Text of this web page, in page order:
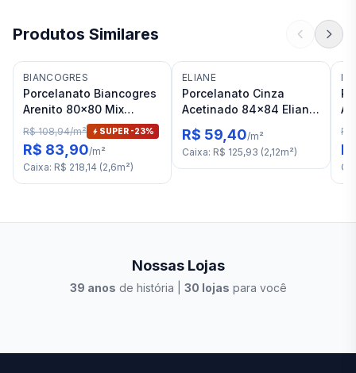
Produtos Similares
BIANCOGRES
Porcelanato Biancogres
Arenito 80x80 Mix
Grafite RET "A"
R$ 108,94/m² SUPER -23%
R$ 83,90/m²
Caixa: R$ 218,14 (2,6m²)
ELIANE
Porcelanato Cinza
Acetinado 84x84 Eliane
Metropol Portland RET
"C"
R$ 59,40/m²
Caixa: R$ 125,93 (2,12m²)
R$
Nossas Lojas
39 anos de história | 30 lojas para você